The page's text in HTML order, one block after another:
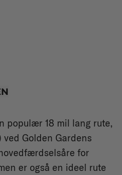
populær 18 mil lang rute,
Golden Gardens
for
er også en ideel rute